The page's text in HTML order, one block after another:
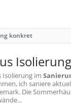
konkret
Isolierung
Isolierung im
ich saniere
Die